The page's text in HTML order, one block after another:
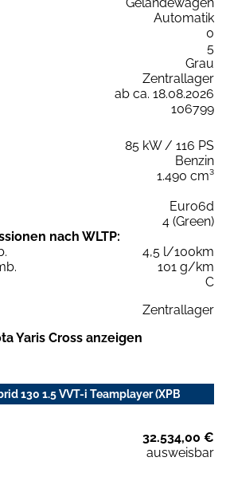
Automatik
0
5
Grau
Zentrallager
ab ca. 18.08.2026
106799
85 kW / 116 PS
Benzin
1.490 cm³
Euro6d
4 (Green)
nach WLTP:
4,5 l/100km
101 g/km
C
Zentrallager
Yaris Cross anzeigen
130 1.5 VVT-i Teamplayer (XPB
32.534,00 €
ausweisbar